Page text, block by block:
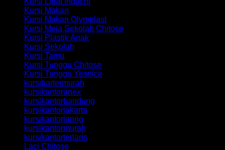
Kursi Makan
Kursi Makan Olymplast
Kursi Meja Sekolah Chitose
Kursi Plastik Anak
Kursi Sekolah
Kursi Tamu
Kursi Tunggu Chitose
Kursi Tunggu Yesnice
kursibartermurah
kursikantoranex
kursikantorbandung
kursikantorjakarta
kursikantorjaring
kursikantormurah
kursikantorterlaris
Laci Chitose